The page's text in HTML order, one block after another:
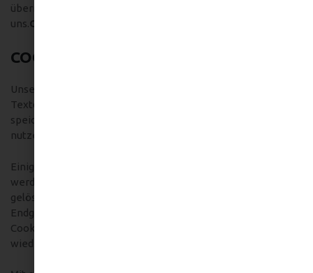
übermittelt worden sein, verbleiben diese weiterhin bei
uns.C
COOKIES
Unsere Website verwendet Cookies. Das sind kleine
Textdateien, die Ihr Webbrowser auf Ihrem Endgerät
speichert. Cookies helfen uns dabei, unser Angebot
nutzerfreundlicher, effektiver und sicherer zu machen.
Einige Cookies sind “Session-Cookies.” Solche Cookies
werden nach Ende Ihrer Browser-Sitzung von selbst
gelöscht. Hingegen bleiben andere Cookies auf Ihrem
Endgerät bestehen, bis Sie diese selbst löschen. Solche
Cookies helfen uns, Sie bei Rückkehr auf unserer Website
wiederzuerkennen.